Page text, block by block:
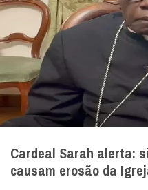
Cardeal Sarah alerta:
causam erosão da